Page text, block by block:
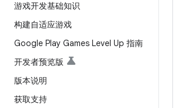
游戏开发基础知识
构建自适应游戏
Google Play Games Level Up 指南
开发者预览版
版本说明
获取支持